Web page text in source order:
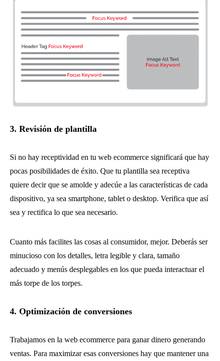
3. Revisión de plantilla
Si no hay receptividad en tu web ecommerce significará que hay
pocas posibilidades de éxito. Que tu plantilla sea receptiva
quiere decir que se amolde y adecúe a las características de cada
dispositivo, ya sea smartphone, tablet o desktop. Verifica que así
sea y rectifica lo que sea necesario.
Cuanto más facilites las cosas al consumidor, mejor. Deberás ser
minucioso con los detalles, letra legible y clara, tamaño
adecuado y menús desplegables en los que pueda interactuar el
más torpe de los torpes.
4. Optimización de conversiones
Trabajamos en la web ecommerce para ganar dinero generando
ventas. Para maximizar esas conversiones hay que mantener una